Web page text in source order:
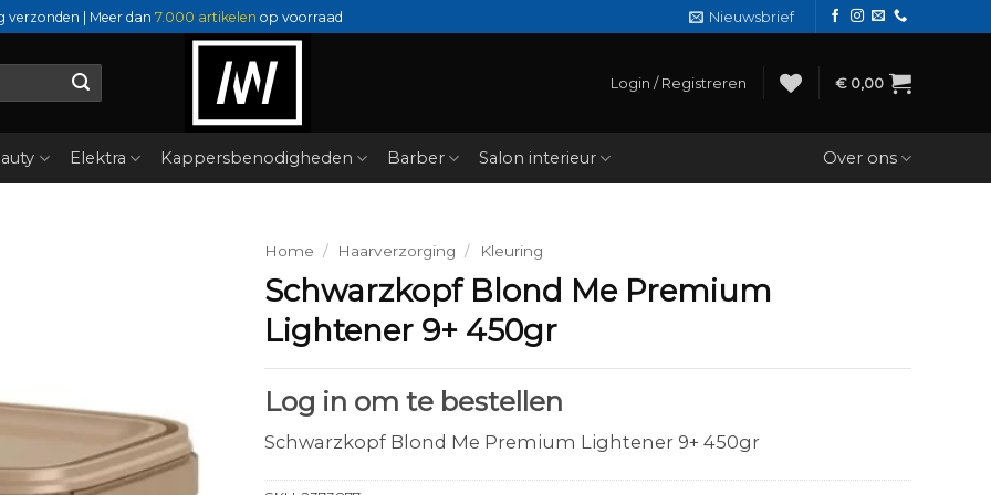
verzonden | Meer dan 7.000 artikelen op voorraad Nieuwsbrief
Login / Registreren € 0,00
Elektra Kappersbenodigheden Barber Salon interieur Over ons
Home / Haarverzorging / Kleuring
Schwarzkopf Blond Me Premium
Lightener 9+ 450gr
Log in om te bestellen
Schwarzkopf Blond Me Premium Lightener 9+ 450gr